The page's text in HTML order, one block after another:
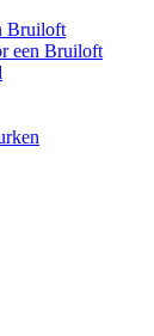
Bruiloft
een Bruiloft